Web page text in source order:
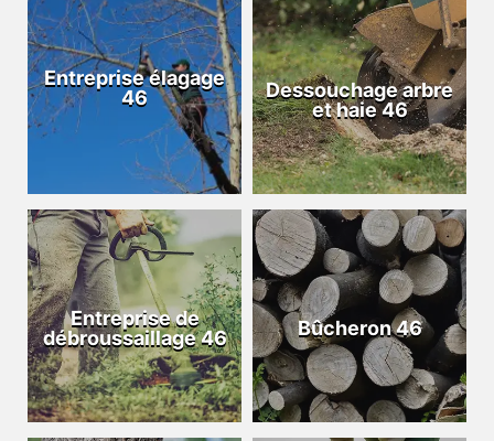
Entreprise élagage
46
Dessouchage arbre
et haie 46
Entreprise de
débroussaillage 46
Bûcheron 46